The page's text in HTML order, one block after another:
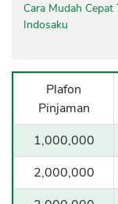
Cara Mudah
Indosaku
Plafon
Pinjaman
1,000,000
2,000,000